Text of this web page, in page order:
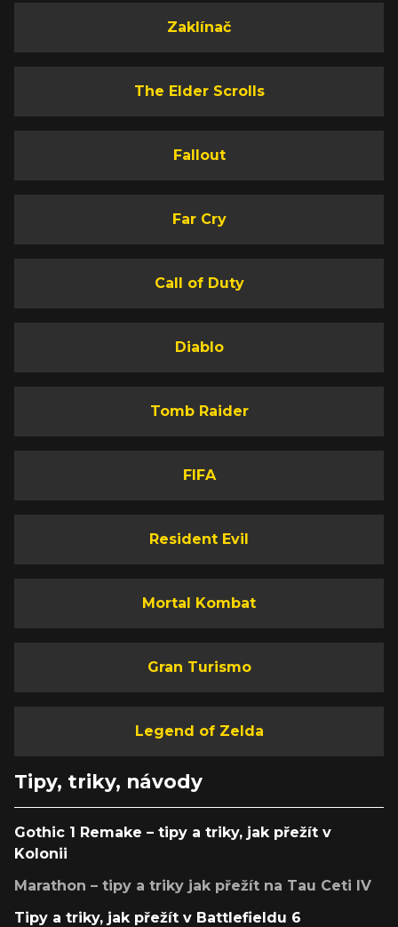
Zaklínač
The Elder Scrolls
Fallout
Far Cry
Call of Duty
Diablo
Tomb Raider
FIFA
Resident Evil
Mortal Kombat
Gran Turismo
Legend of Zelda
Tipy, triky, návody
Gothic 1 Remake – tipy a triky, jak přežít v
Kolonii
Marathon – tipy a triky jak přežít na Tau Ceti IV
Tipy a triky, jak přežít v Battlefieldu 6